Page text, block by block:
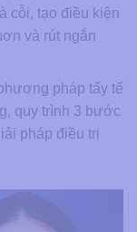
cỗi, tạo điều kiện
và rút ngắn
pháp tẩy tế
quy trình 3 bước
pháp điều trị